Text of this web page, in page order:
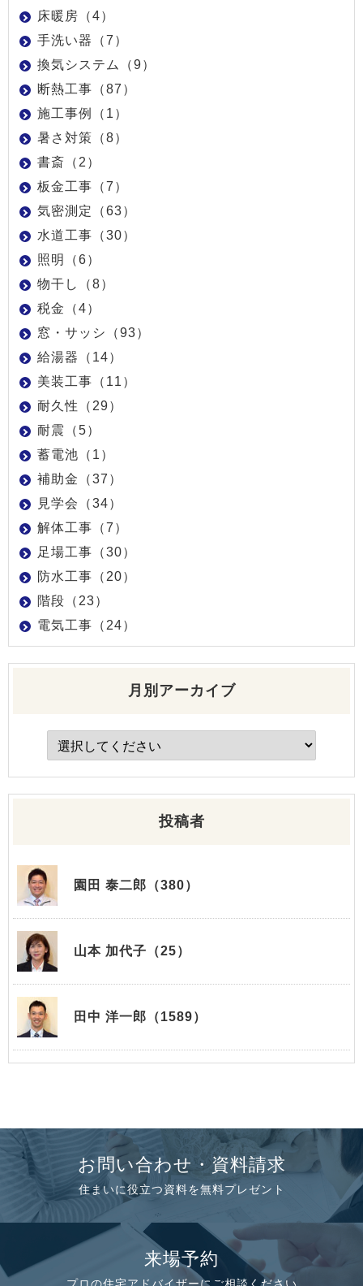
床暖房（4）
手洗い器（7）
換気システム（9）
断熱工事（87）
施工事例（1）
暑さ対策（8）
書斎（2）
板金工事（7）
気密測定（63）
水道工事（30）
照明（6）
物干し（8）
税金（4）
窓・サッシ（93）
給湯器（14）
美装工事（11）
耐久性（29）
耐震（5）
蓄電池（1）
補助金（37）
見学会（34）
解体工事（7）
足場工事（30）
防水工事（20）
階段（23）
電気工事（24）
月別アーカイブ
投稿者
園田 泰二郎（380）
山本 加代子（25）
田中 洋一郎（1589）
お問い合わせ・資料請求
住まいに役立つ資料を無料プレゼント
来場予約